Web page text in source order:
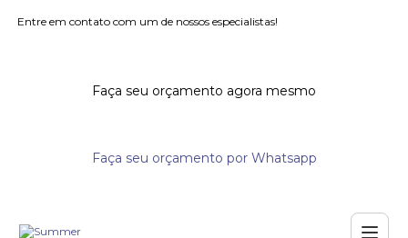
Entre em contato com um de nossos especialistas!
Faça seu orçamento agora mesmo
Faça seu orçamento por Whatsapp